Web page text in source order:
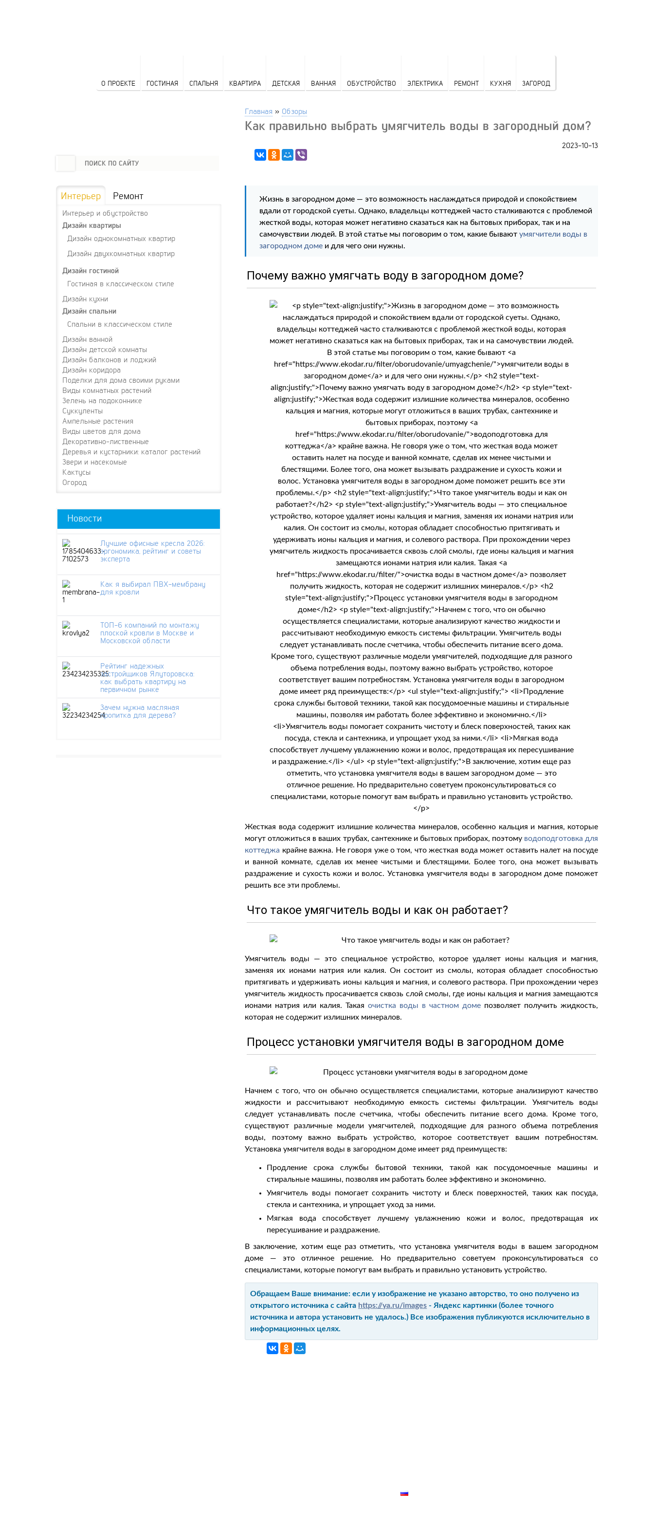
О ПРОЕКТЕ ГОСТИНАЯ СПАЛЬНЯ КВАРТИРА ДЕТСКАЯ ВАННАЯ ОБУСТРОЙСТВО ЭЛЕКТРИКА РЕМОНТ КУХНЯ ЗАГОРОД
Главная » Обзоры
Как правильно выбрать умягчитель воды в загородный дом?
2023-10-13
Жизнь в загородном доме — это возможность наслаждаться природой и спокойствием
вдали от городской суеты. Однако, владельцы коттеджей часто сталкиваются с проблемой
жесткой воды, которая может негативно сказаться как на бытовых приборах, так и на
самочувствии людей. В этой статье мы поговорим о том, какие бываютумягчители воды в
загородном доме и для чего они нужны.
Почему важно умягчать воду в загородном доме?
Жесткая вода содержит излишние количества минералов, особенно кальция и магния, которые
могут отложиться в ваших трубах, сантехнике и бытовых приборах, поэтому водоподготовка для
коттеджа крайне важна. Не говоря уже о том, что жесткая вода может оставить налет на посуде
и ванной комнате, сделав их менее чистыми и блестящими. Более того, она может вызывать
раздражение и сухость кожи и волос. Установка умягчителя воды в загородном доме поможет
решить все эти проблемы.
Что такое умягчитель воды и как он работает?
Умягчитель воды — это специальное устройство, которое удаляет ионы кальция и магния,
заменяя их ионами натрия или калия. Он состоит из смолы, которая обладает способностью
притягивать и удерживать ионы кальция и магния, и солевого раствора. При прохождении через
умягчитель жидкость просачивается сквозь слой смолы, где ионы кальция и магния замещаются
ионами натрия или калия. Такаяочистка воды в частном доме позволяет получить жидкость,
которая не содержит излишних минералов.
Процесс установки умягчителя воды в загородном доме
Начнем с того, что он обычно осуществляется специалистами, которые анализируют качество
жидкости и рассчитывают необходимую емкость системы фильтрации. Умягчитель воды
следует устанавливать после счетчика, чтобы обеспечить питание всего дома. Кроме того,
существуют различные модели умягчителей, подходящие для разного объема потребления
воды, поэтому важно выбрать устройство, которое соответствует вашим потребностям.
Установка умягчителя воды в загородном доме имеет ряд преимуществ:
Продление срока службы бытовой техники, такой как посудомоечные машины и
стиральные машины, позволяя им работать более эффективно и экономично.
Умягчитель воды помогает сохранить чистоту и блеск поверхностей, таких как посуда,
стекла и сантехника, и упрощает уход за ними.
Мягкая вода способствует лучшему увлажнению кожи и волос, предотвращая их
пересушивание и раздражение.
В заключение, хотим еще раз отметить, что установка умягчителя воды в вашем загородном
доме — это отличное решение. Но предварительно советуем проконсультироваться со
специалистами, которые помогут вам выбрать и правильно установить устройство.
Обращаем Ваше внимание: если у изображение не указано авторство, то оно получено из
открытого источника с сайта https://ya.ru/images - Яндекс картинки (более точного
источника и автора установить не удалось.) Все изображения публикуются исключительно в
информационных целях.
Интерьер Ремонт
Интерьер и обустройство
Дизайн квартиры
Дизайн однокомнатных квартир
Дизайн двухкомнатных квартир
Дизайн гостиной
Гостиная в классическом стиле
Дизайн кухни
Дизайн спальни
Спальни в классическом стиле
Дизайн ванной
Дизайн детской комнаты
Дизайн балконов и лоджий
Дизайн коридора
Поделки для дома своими руками
Виды комнатных растений
Зелень на подоконнике
Суккуленты
Ампельные растения
Виды цветов для дома
Декоративно-лиственные
Деревья и кустарники: каталог растений
Звери и насекомые
Кактусы
Огород
Новости
Лучшие офисные кресла 2026:
эргономика, рейтинг и советы
эксперта
Как я выбирал ПВХ-мембрану
для кровли
ТОП-6 компаний по монтажу
плоской кровли в Москве и
Московской области
Рейтинг надежных
застройщиков Ялуторовска:
как выбрать квартиру на
первичном рынке
Зачем нужна масляная
пропитка для дерева?